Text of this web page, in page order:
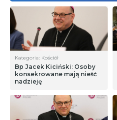
Kategoria: Kościół
Bp Jacek Kiciński: Osoby
konsekrowane mają nieść
nadzieję